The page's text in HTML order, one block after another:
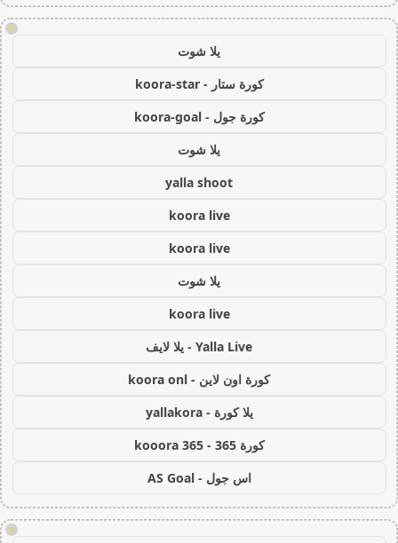
!
يلا شوت
كورة ستار - koora-star
كورة جول - koora-goal
يلا شوت
yalla shoot
koora live
koora live
يلا شوت
koora live
Yalla Live - يلا لايف
كورة اون لاين - koora onl
يلا كورة - yallakora
كورة 365 - kooora 365
اس جول - AS Goal
!